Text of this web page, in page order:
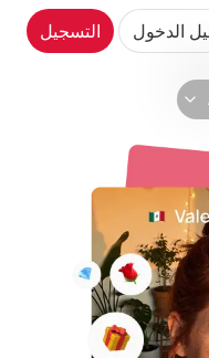
الدخول التسجيل